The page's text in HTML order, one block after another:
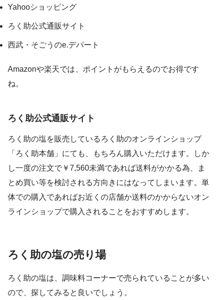
Yahooショッピング
ろく助公式通販サイト
西武・そごうのe.デパート
Amazonや楽天では、ポイントがもらえるのでお得です
ね。
ろく助公式通販サイト
ろく助の塩を販売しているろく助のオンラインショップ
「ろく助本舗」にても、もちろん購入いただけます。しか
し一度の注文で￥7,560未満であれば送料がかかる為、ま
とめ買い等を検討される方向きにはなってしまいます。単
体での購入であればお近くの店舗か送料のかからないオン
ラインショップで購入されることをおすすめします。
ろく助の塩の売り場
ろく助の塩は、調味料コーナーで売られていることが多い
ので、探してみると良いでしょう。